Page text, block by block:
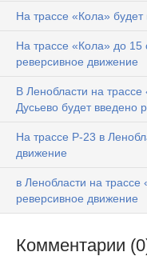
На трассе «Кола»
На трассе «Кола» до 15
реверсивное движение
В Ленобласти на
Дусьево будет введено
На трассе Р-23 в
движение
в Ленобласти на
реверсивное движение
Комментарии